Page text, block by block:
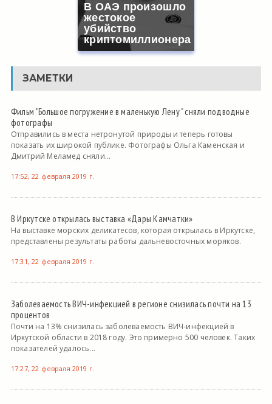
В ОАЭ произошло
жестокое
убийство
криптомиллионера
ЗАМЕТКИ
Фильм "Большое погружение в маленькую Лену " сняли подводные
фотографы
Отправились в места нетронутой природы и теперь готовы
показать их широкой публике. Фотографы Ольга Каменская и
Дмитрий Меламед сняли...
17:52, 22 февраля 2019 г.
В Иркутске открылась выставка «Дары Камчатки»
На выставке морских деликатесов, которая открылась в Иркутске,
представлены результаты работы дальневосточных моряков.
17:31, 22 февраля 2019 г.
Заболеваемость ВИЧ-инфекцией в регионе снизилась почти на 13
процентов
Почти на 13% снизилась заболеваемость ВИЧ-инфекцией в
Иркутской области в 2018 году. Это примерно 500 человек. Таких
показателей удалось...
17:27, 22 февраля 2019 г.